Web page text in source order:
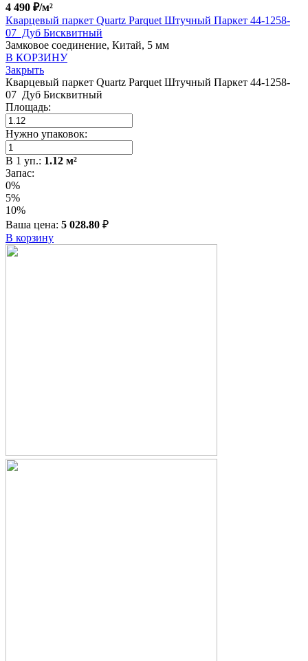
4 490 ₽/м²
Кварцевый паркет Quartz Parquet Штучный Паркет 44-1258-
07 Дуб Бисквитный
Замковое соединение, Китай, 5 мм
В КОРЗИНУ
Закрыть
Кварцевый паркет Quartz Parquet Штучный Паркет 44-1258-
07 Дуб Бисквитный
Площадь:
Нужно упаковок:
В 1 уп.: 1.12 м²
Запас:
0%
5%
10%
Ваша цена: 5 028.80 ₽
В корзину